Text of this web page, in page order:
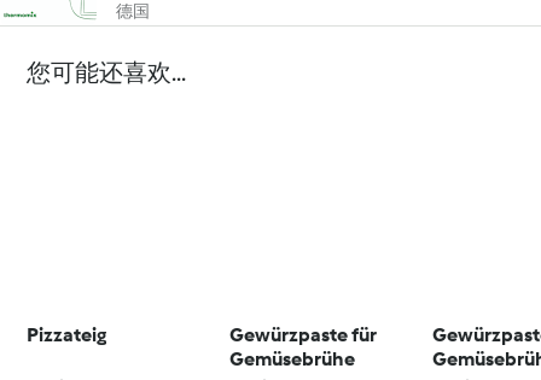
德国
您可能还喜欢...
Pizzateig
Gewürzpaste für
Gemüsebrühe